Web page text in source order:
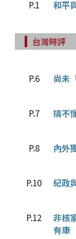
P.1 和平
台灣時評
P.6 尚未
P.7 搞不
P.8 內外
P.10 紀政
P.12
非核
有康